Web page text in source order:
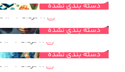
دسته بندی نشده
دسته بندی نشده
17 مرداد 1404 ساعت 12:33
دسته بندی نشده
17 مرداد 1404 ساعت 12:27
17 مرداد 1404 ساعت 12:24